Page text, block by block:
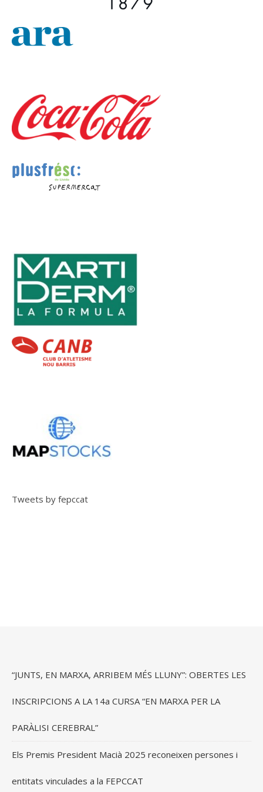
Tweets by fepccat
“JUNTS, EN MARXA, ARRIBEM MÉS LLUNY”: OBERTES LES
INSCRIPCIONS A LA 14a CURSA “EN MARXA PER LA
PARÀLISI CEREBRAL”
Els Premis President Macià 2025 reconeixen persones i
entitats vinculades a la FEPCCAT